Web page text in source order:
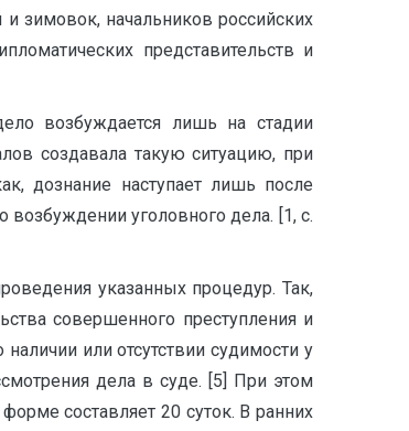
зимовок, начальников российских
представительств и
возбуждается лишь на стадии
создавала такую ситуацию, при
дознание наступает лишь после
возбуждении уголовного дела. [1, с.
указанных процедур. Так,
совершенного преступления и
или отсутствии судимости у
дела в суде. [5] При этом
составляет 20 суток. В ранних